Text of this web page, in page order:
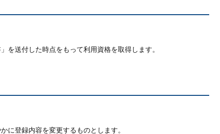
送付した時点をもって利用資格を取得します。
に登録内容を変更するものとします。